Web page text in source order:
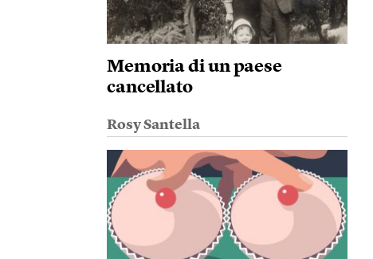
Memoria di un paese
cancellato
Rosy Santella